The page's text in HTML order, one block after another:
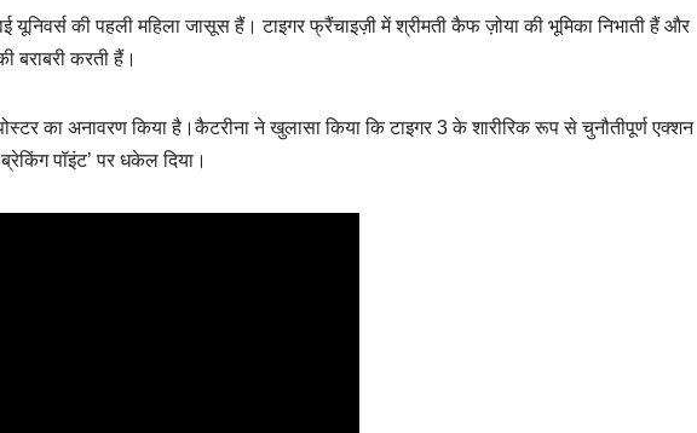
यूनिवर्स की पहली महिला जासूस हैं। टाइगर फ्रैंचाइज़ी में श्रीमती कैफ ज़ोया की भूमिका निभाती हैं और
बराबरी करती हैं।
का अनावरण किया है।कैटरीना ने खुलासा किया कि टाइगर 3 के शारीरिक रूप से चुनौतीपूर्ण एक्शन
पॉइंट’ पर धकेल दिया।